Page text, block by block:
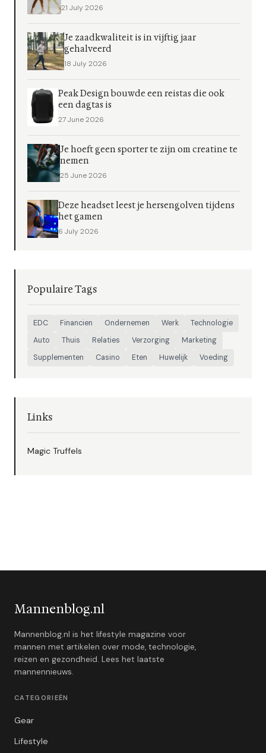
21 July 2026
Je zaadkwaliteit is in vijftig jaar
gehalveerd
18 July 2026
Peak Design bouwde een reistas die ook
een dagtas is
27 June 2026
Je hoeft geen sporter te zijn om creatine te
nemen
25 June 2026
Deze headset leest je hersengolven tijdens
het gamen
6 July 2026
Populaire Tags
EDC Financien Ondernemen Werk
Technologie
Auto
Thuis Relaties Verzorging
Marketing
Supplementen
Casino Eten Huwelijk Voeding
Links
Magic Truffels
Mannenblog.nl
Mannenblog.nl is het lifestyle magazine voor
mannen met artikelen over mode, technologie,
reizen en gezondheid. Lees het laatste
mannennieuws.
CATEGORIEËN
Gear
Lifestyle